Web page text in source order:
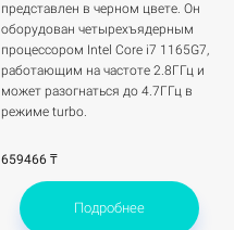
представлен в черном цвете. Он
оборудован четырехъядерным
процессором Intel Core i7 1165G7,
работающим на частоте 2.8ГГц и
может разогнаться до 4.7ГГц в
режиме turbo.
659466 ₸
Подробнее